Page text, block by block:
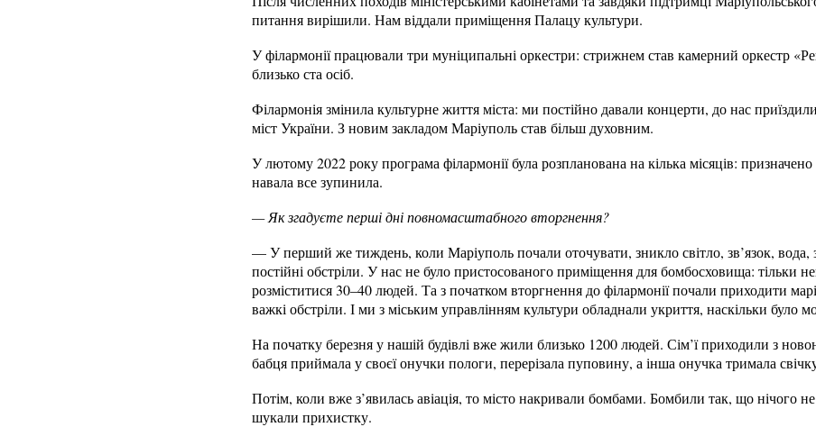
питання вирішили. Нам віддали приміщення Палацу культури.
У філармонії працювали три муніципальні оркестри: стрижнем став камерний оркестр
близько ста осіб.
Філармонія змінила культурне життя міста: ми постійно давали концерти, до нас
міст України. З новим закладом Маріуполь став бiльш духовним.
У лютому 2022 року програма філармонії була розпланована на кілька місяців:
навала все зупинила.
— Як згадуєте перші дні повномасштабного вторгнення?
— У перший же тиждень, коли Маріуполь почали оточувати, зникло світло, зв’язок, вода,
постійні обстріли. У нас не було пристосованого приміщення для бомбосховища: тільки
розміститися 30–40 людей. Та з початком вторгнення до філармонії почали приходити
важкі обстріли. І ми з міським управлінням культури обладнали укриття, наскільки було
На початку березня у нашій будівлі вже жили близько 1200 людей. Сім’ї приходили з
бабця приймала у своєї онучки пологи, перерізала пуповину, а інша онучка тримала
Потім, коли вже з’явилась авіація, то місто накривали бомбами. Бомбили так, що нічого
шукали прихистку.